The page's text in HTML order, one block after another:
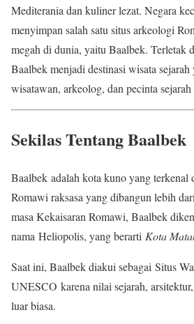
Mediterania dan kuliner lezat. Negara
menyimpan salah satu situs arkeologi
megah di dunia, yaitu Baalbek. Terletak
Baalbek menjadi destinasi wisata
wisatawan, arkeolog, dan pecinta
Sekilas Tentang Baalbek
Baalbek adalah kota kuno yang terkenal
Romawi raksasa yang dibangun lebih
masa Kekaisaran Romawi, Baalbek
nama Heliopolis, yang berarti Kota
Saat ini, Baalbek diakui sebagai Situs
UNESCO karena nilai sejarah,
luar biasa.